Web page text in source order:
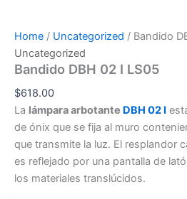
Home / Uncategorized / Bandido
Uncategorized
Bandido DBH 02 I LS05
$618.00
La lámpara arbotante DBH 02 I
de ónix que se fija al muro
que transmite la luz. El resplandor
es reflejado por una pantalla de
los materiales translúcidos.